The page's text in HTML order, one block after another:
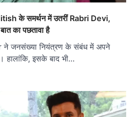
के समर्थन में उतरीं Rabri Devi,
का पछतावा है
ने जनसंख्या नियंत्रण के संबंध में अपने
हालांकि, इसके बाद भी…